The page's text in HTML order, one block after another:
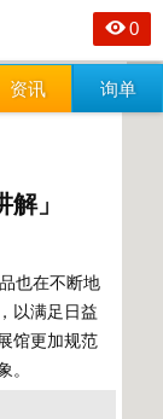
资讯 询单
0
」
也在不断地
以满足日益
馆更加规范
。